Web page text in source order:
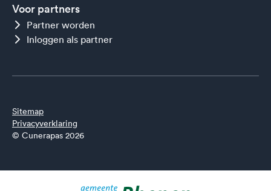
Voor partners
Partner worden
Inloggen als partner
Sitemap
Privacyverklaring
© Cunerapas 2026